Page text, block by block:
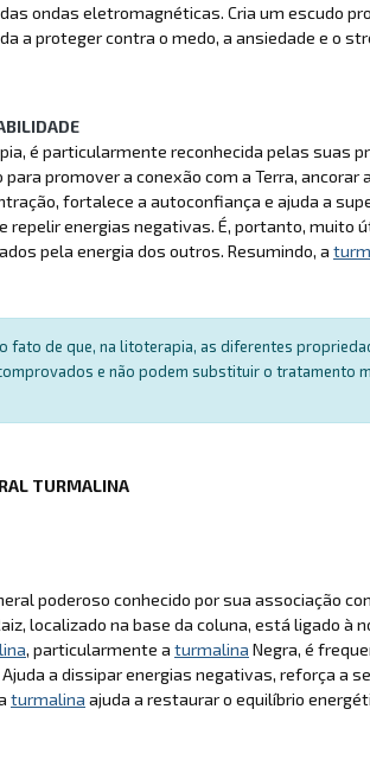
ondas eletromagnéticas. Cria um escudo
a proteger contra o medo, a ansiedade e o
é particularmente reconhecida pelas suas
promover a conexão com a Terra,
fortalece a autoconfiança e ajuda a
repelir energias negativas. É, portanto,
pela energia dos outros. Resumindo, a
fato de que, na litoterapia, as diferentes
e não podem substituir o tratamento
TURMALINA
poderoso conhecido por sua associação
localizado na base da coluna, está ligado
, particularmente a turmalina Negra, é
a dissipar energias negativas, reforça a
turmalina ajuda a restaurar o equilíbrio